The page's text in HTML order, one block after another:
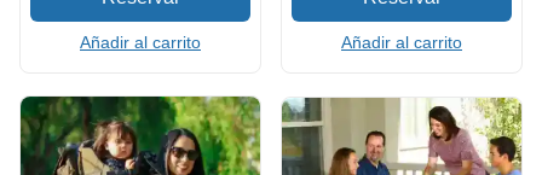
Añadir al carrito Añadir al carrito